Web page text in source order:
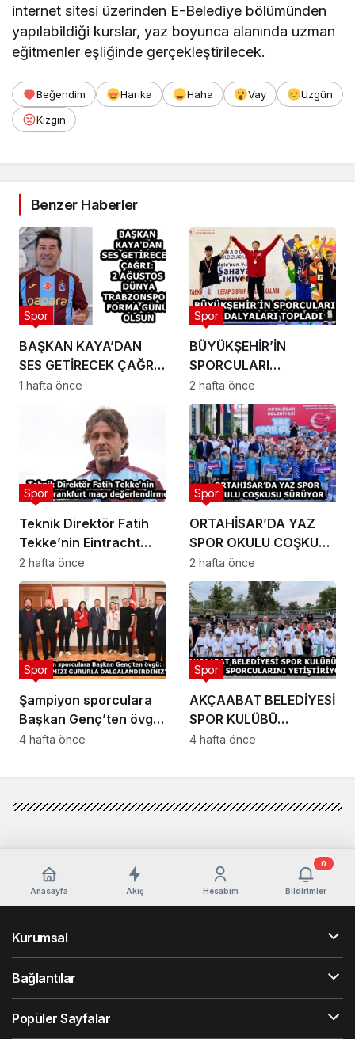
internet sitesi üzerinden E-Belediye bölümünden
yapılabildiği kurslar, yaz boyunca alanında uzman
eğitmenler eşliğinde gerçekleştirilecek.
Beğendim Harika Haha Vay
Üzgün
Kızgın
Benzer Haberler
BAŞKAN KAYA’DAN
SES GETİRECEK ÇAĞRI:
2 AĞUSTOS DÜNYA
TRABZONSPOR FORMA
GÜNÜ OLSUN
Spor
1 hafta önce
BÜYÜKŞEHİR’İN
SPORCULARI
MADALYALARI
TOPLADI
Spor
2 hafta önce
Teknik Direktör Fatih
Tekke’nin Eintracht
Frankfurt maçı
değerlendirmesi
Spor
2 hafta önce
ORTAHİSAR’DA YAZ
SPOR OKULU COŞKUSU
SÜRÜYOR
Spor
2 hafta önce
Şampiyon sporculara
Başkan Genç’ten övgü:
“BAYRAĞIMIZI
Spor
4 hafta önce
AKÇAABAT BELEDİYESİ
SPOR KULÜBÜ
GELECEĞİN
Spor
4 hafta önce
Anasayfa Akış Hesabım Bildirimler
0
Kurumsal
Bağlantılar
Popüler Sayfalar